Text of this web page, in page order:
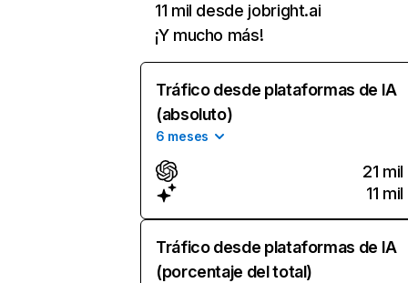
11 mil desde jobright.ai
¡Y mucho más!
Tráfico desde plataformas de IA
(absoluto)
6 meses
21 mil
11 mil
Tráfico desde plataformas de IA
(porcentaje del total)